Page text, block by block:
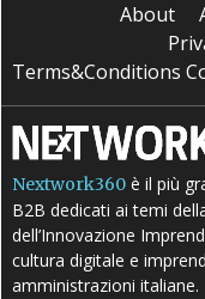
About
Terms&Conditions
Nextwork360 è il più
B2B dedicati ai temi
dell’Innovazione
cultura digitale e
amministrazioni italiane.